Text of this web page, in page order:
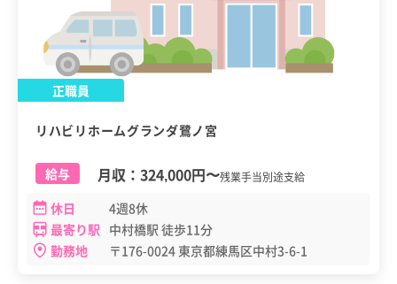
正職員
リハビリホームグランダ鷺ノ宮
給与 月収： 324,000円〜残業手当別途支給
休日
4週8休
最寄り駅 中村橋駅 徒歩11分
勤務地
〒176-0024 東京都練馬区中村3-6-1